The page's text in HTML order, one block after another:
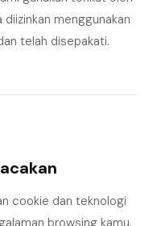
diizinkan menggunakan
telah disepakati.
cookie dan teknologi
browsing kamu.